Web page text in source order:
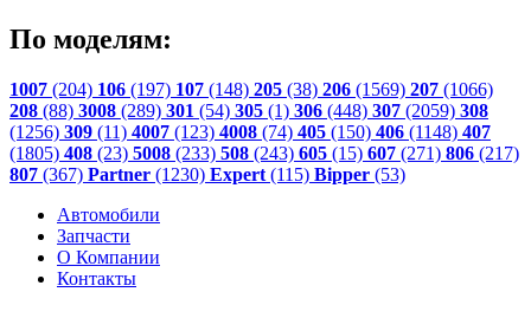
По моделям:
1007 (204) 106 (197) 107 (148) 205 (38) 206 (1569) 207 (1066)
208 (88) 3008 (289) 301 (54) 305 (1) 306 (448) 307 (2059) 308
(1256) 309 (11) 4007 (123) 4008 (74) 405 (150) 406 (1148) 407
(1805) 408 (23) 5008 (233) 508 (243) 605 (15) 607 (271) 806 (217)
807 (367) Partner (1230) Expert (115) Bipper (53)
Автомобили
Запчасти
О Компании
Контакты